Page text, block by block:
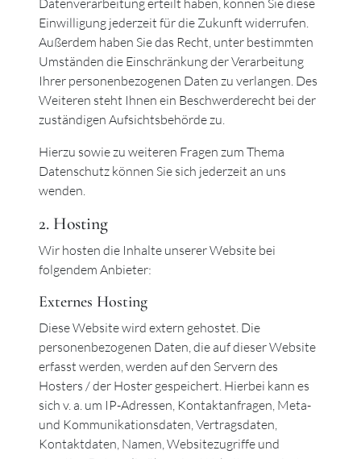
Datenverarbeitung erteilt haben, können Sie diese
Einwilligung jederzeit für die Zukunft widerrufen.
Außerdem haben Sie das Recht, unter bestimmten
Umständen die Einschränkung der Verarbeitung
Ihrer personenbezogenen Daten zu verlangen. Des
Weiteren steht Ihnen ein Beschwerderecht bei der
zuständigen Aufsichtsbehörde zu.
Hierzu sowie zu weiteren Fragen zum Thema
Datenschutz können Sie sich jederzeit an uns
wenden.
2. Hosting
Wir hosten die Inhalte unserer Website bei
folgendem Anbieter:
Externes Hosting
Diese Website wird extern gehostet. Die
personenbezogenen Daten, die auf dieser Website
erfasst werden, werden auf den Servern des
Hosters / der Hoster gespeichert. Hierbei kann es
sich v. a. um IP-Adressen, Kontaktanfragen, Meta-
und Kommunikationsdaten, Vertragsdaten,
Kontaktdaten, Namen, Websitezugriffe und